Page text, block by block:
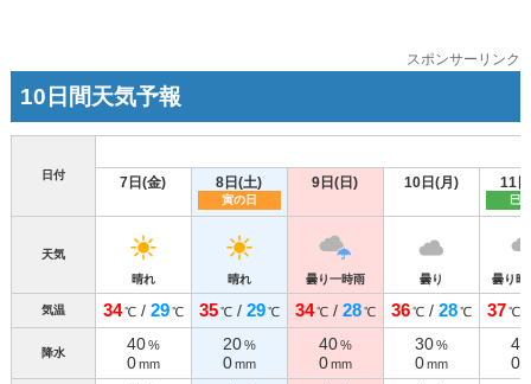
スポンサーリンク
10日間天気予報
日付 7日(金) 8日(土)
寅の日
9日(日) 10日(月) 11
巳
天気
晴れ
晴れ 曇り一時雨 曇り 曇り時
気温 34℃/ 29℃ 35℃/ 29℃ 34℃/ 28℃ 36℃/ 28℃ 37℃
降水 40%
0mm
20%
0mm
40%
0mm
30%
0mm
40
0